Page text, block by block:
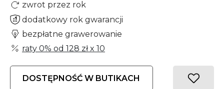
zwrot przez rok
dodatkowy rok gwarancji
bezpłatne grawerowanie
raty 0% od 128 złx 10
DOSTĘPNOŚĆ W BUTIKACH